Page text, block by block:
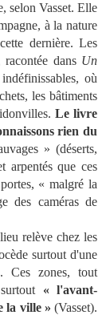
selon Vasset. Elle
à la nature
dernière. Les
dans Un
où
les bâtiments
Le livre
rien du
» (déserts,
arpentés que ces
« malgré la
des caméras de
relève chez les
surtout d'une
Ces zones, tout
« l'avant-
la ville » (Vasset).